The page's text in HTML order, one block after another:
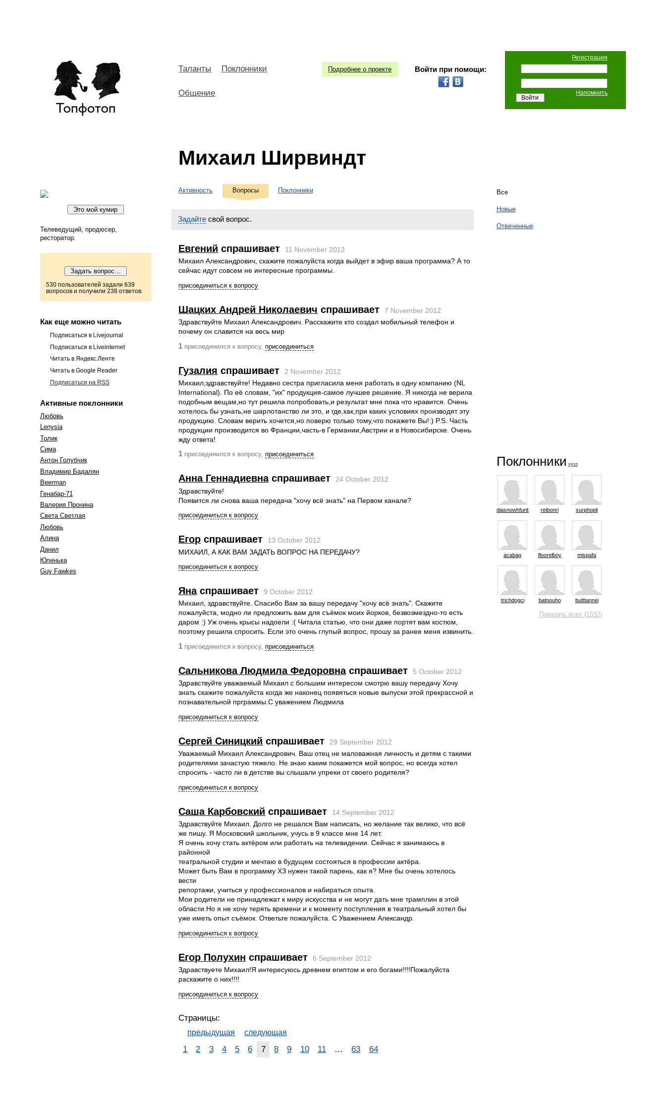
Регистрация
Напомнить
Войти при помощи:
Подробнее о проекте
Таланты Поклонники
Общение
Михаил Ширвиндт
Телеведущий, продюсер,
ресторатор.
530 пользователей задали 639
вопросов и получили 238 ответов.
Как еще можно читать
Подписаться в Livejournal
Подписаться в Liveinternet
Читать в Яндекс.Ленте
Читать в Google Reader
Подписаться на RSS
Активные поклонники
Любовь
Lenysia
Толик
Сима
Антон Голубчик
Владимир Бадалян
Beerman
Генабар-71
Валерия Пронина
Света Светлая
Любовь
Алина
Данил
Юленька
Guy Fawkes
Активность Вопросы Поклонники
Задайте свой вопрос.
Евгений спрашивает
11 November 2012
Михаил Александрович, скажите пожалуйста когда выйдет в эфир ваша программа? А то
сейчас идут совсем не интересные программы.
присоединиться к вопросу
Шацких Андрей Николаевич спрашивает
7 November 2012
Здравствуйте Михаил Александрович. Расскажите кто создал мобильный телефон и
почему он славится на весь мир
1 присоединился к вопросу,присоединиться
Гузалия спрашивает
2 November 2012
Михаил,здравствуйте! Недавно сестра пригласила меня работать в одну компанию (NL
International). По её словам, "их" продукция-самое лучшее решение. Я никогда не верила
подобным вещам,но тут решила попробовать,и результат мне пока что нравится. Очень
хотелось бы узнать,не шарлотанство ли это, и где,как,при каких условиях производят эту
продукцию. Словам верить хочется,но поверю только тому,что покажете Вы!:) P.S. Часть
продукции производится во Франции,часть-в Германии,Австрии и в Новосибирске. Очень
жду ответа!
1 присоединился к вопросу,присоединиться
Анна Геннадиевнаспрашивает
24 October 2012
Здравствуйте!
Появится ли снова ваша передача "хочу всё знать" на Первом канале?
присоединиться к вопросу
Егор спрашивает
13 October 2012
МИХАИЛ, А КАК ВАМ ЗАДАТЬ ВОПРОС НА ПЕРЕДАЧУ?
присоединиться к вопросу
Янаспрашивает
9 October 2012
Михаил, здравствуйте. Спасибо Вам за вашу передачу "хочу всё знать". Скажите
пожалуйста, модно ли предложить вам для съёмок моих йорков, безвозмездно-то есть
даром :) Уж очень крысы надоели :( Читала статью, что они даже портят вам костюм,
поэтому решила спросить. Если это очень глупый вопрос, прошу за ранее меня извинить.
1 присоединился к вопросу,присоединиться
Сальникова Людмила Федоровнаспрашивает
5 October 2012
Здравствуйте уважаемый Михаил с большим интересом смотрю вашу передачу Хочу
знать скажите пожалуйста когда же наконец появяться новые выпуски этой прекрассной и
познавательной прграммы.С уважением Людмила
присоединиться к вопросу
Сергей Синицкий спрашивает
29 September 2012
Уважаемый Михаил Александрович. Ваш отец не маловажная личность и детям с такими
родителями зачастую тяжело. Не знаю каким покажется мой вопрос, но всегда хотел
спросить - часто ли в детстве вы слышали упреки от своего родителя?
присоединиться к вопросу
Саша Карбовский спрашивает
14 September 2012
Здравствуйте Михаил. Долго не решался Вам написать, но желание так велико, что всё
же пишу. Я Московский школьник, учусь в 9 классе мне 14 лет.
Я очень хочу стать актёром или работать на телевидении. Сейчас я занимаюсь в
районной
театральной студии и мечтаю в будущем состояться в профессии актёра.
Может быть Вам в программу ХЗ нужен такой парень, как я? Мне бы очень хотелось
вести
репортажи, учиться у профессионалов и набираться опыта.
Мои родители не принадлежат к миру искусства и не могут дать мне трамплин в этой
области.Но я не хочу терять времени и к моменту поступления в театральный хотел бы
уже иметь опыт съёмок. Ответьте пожалуйста. С Уважением Александр.
присоединиться к вопросу
Егор Полухин спрашивает
6 September 2012
Здравствуете Михаил!Я интересуюсь древнем египтом и его богами!!!!Пожалуйста
раскажите о них!!!!
присоединиться к вопросу
Страницы:
предыдущая следующая
1 2 3 4 5 6 7 8 9 10 11 … 63 64
Все
Новые
Отвеченные
Поклонники 1532
diasnowhfunb reibonri surphopli
acabag floorelboy mispafa
trichdogci batnouho butttannei
Показать всех (1532)